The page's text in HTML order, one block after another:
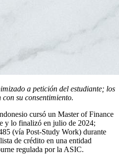
a petición del estudiante; los
su consentimiento.
cursó un Master of Finance
y lo finalizó en julio de 2024;
(vía Post-Study Work) durante
de crédito en una entidad
regulada por la ASIC.